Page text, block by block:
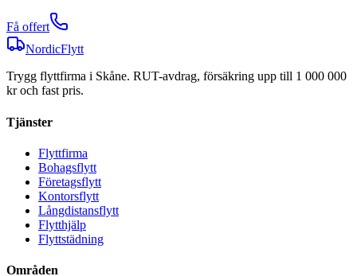
Få offert
NordicFlytt
Trygg flyttfirma i Skåne. RUT-avdrag, försäkring upp till 1 000 000
kr och fast pris.
Tjänster
Flyttfirma
Bohagsflytt
Företagsflytt
Kontorsflytt
Långdistansflytt
Flytthjälp
Flyttstädning
Områden